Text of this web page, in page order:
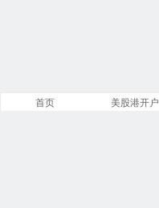
首页 美股港开户